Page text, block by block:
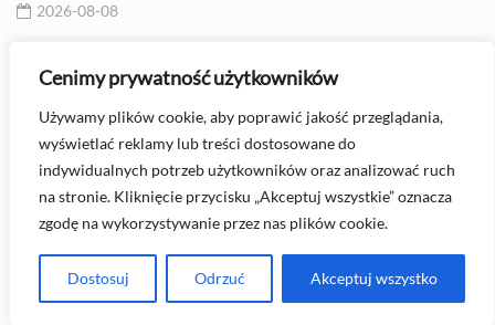
Cenimy prywatność użytkowników
Używamy plików cookie, aby poprawić jakość przeglądania,
wyświetlać reklamy lub treści dostosowane do
indywidualnych potrzeb użytkowników oraz analizować ruch
na stronie. Kliknięcie przycisku „Akceptuj wszystkie” oznacza
zgodę na wykorzystywanie przez nas plików cookie.
Dostosuj Odrzuć Akceptuj wszystko
2026-08-08
PIELĘGNACJA I KONSERWACJA
diagnostyczny
2026-08-08
Masz pytanie? Skontaktuj się z nami -
kontakt@automasterklub.pl